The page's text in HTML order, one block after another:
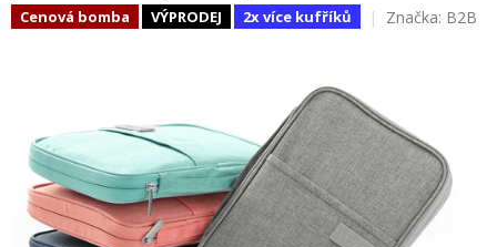
Cenová bomba VÝPRODEJ 2x více kufříků Značka: B2B